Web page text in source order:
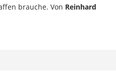
brauche. Von Reinhard